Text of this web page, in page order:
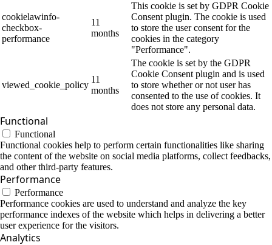
cookielawinfo-
checkbox-
performance
11
months
This cookie is set by GDPR Cookie
Consent plugin. The cookie is used
to store the user consent for the
cookies in the category
"Performance".
viewed_cookie_policy
11
months
The cookie is set by the GDPR
Cookie Consent plugin and is used
to store whether or not user has
consented to the use of cookies. It
does not store any personal data.
Functional
Functional
Functional cookies help to perform certain functionalities like sharing
the content of the website on social media platforms, collect feedbacks,
and other third-party features.
Performance
Performance
Performance cookies are used to understand and analyze the key
performance indexes of the website which helps in delivering a better
user experience for the visitors.
Analytics